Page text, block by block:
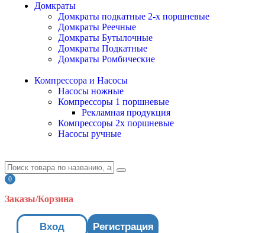
Домкраты
Домкраты подкатные 2-х поршневые
Домкраты Реечные
Домкраты Бутылочные
Домкраты Подкатные
Домкраты Ромбические
Компрессора и Насосы
Насосы ножные
Компрессоры 1 поршневые
Рекламная продукция
Компрессоры 2х поршневые
Насосы ручные
0
Заказы/Корзина
Вход Регистрация